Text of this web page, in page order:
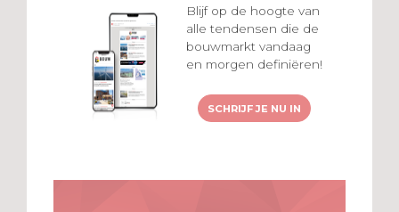
Blijf op de hoogte van
alle tendensen die de
bouwmarkt vandaag
en morgen definiëren!
SCHRIJF JE NU IN